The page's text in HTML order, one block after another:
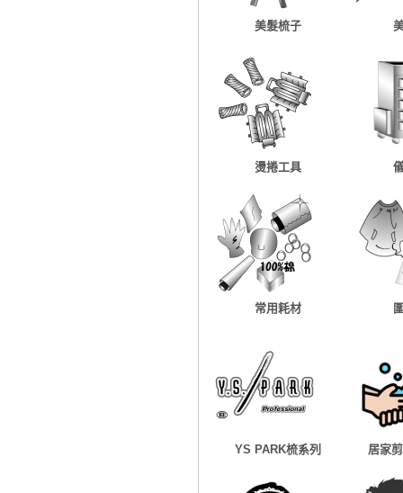
美髮梳子
燙捲工具
常用耗材
YS PARK梳系列 居家